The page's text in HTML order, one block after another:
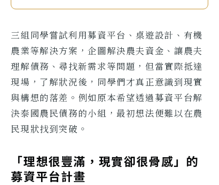
三組同學嘗試利用募資平台、桌遊設計、有機
農業等解決方案，企圖解決農夫資金、讓農夫
理解債務、尋找新需求等問題，但當實際抵達
現場，了解狀況後，同學們才真正意識到現實
與構想的落差。例如原本希望透過募資平台解
決泰國農民債務的小組，最初想法便難以在農
民現狀找到突破。
「理想很豐滿，現實卻很骨感」的
募資平台計畫